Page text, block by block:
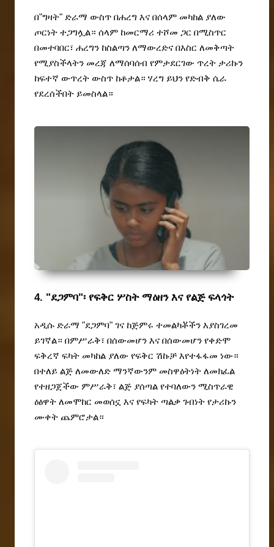
በ"ግዛት" ድራማ ውስጥ በሐረግ እና በሰላም መካከል ያለው
ጦርነት ተጋግሏል። ሰላም ከመርማሪ ተሾመ ጋር በሚስጥር
በመተባበር፣ ሐረግን ከስልጣን ለማውረድና በእስር ለመቅጣት
የሚያስችላትን መረጃ ለማሰባሰብ የምታደርገው ጥረት ታሪኩን
ከፍተኛ ውጥረት ውስጥ ከቶታል። ሃረግ ይህን የድብቅ ሴራ
የደረሰችበት ይመስላል።
4. "ደጋምባ"፡ የፍቅር ሦስት ማዕዘን እና የልጅ ፍላጎት
አዲሱ ድራማ "ደጋምባ" ገና ከጅምሩ ተመልካቾችን እያስገረመ
ይገኛል። በምሥራቅ፣ በሰውመሆን እና በሰውመሆን የቀድሞ
ፍቅረኛ ፍካት መካከል ያለው የፍቅር ሽኩቻ እየተፋፋመ ነው።
በተለይ ልጅ ለመውለድ ማንኛውንም መስዋዕትነት ለመክፈል
የተዘጋጀችው ምሥራቅ፣ ልጅ ያሰጣል የተባለውን ሚስጥራዊ
ዕፅዋት ለመሞከር መወሰኗ እና የፍካት ጣልቃ ገብነት የታሪኩን
ሙቀት ጨምሮታል።